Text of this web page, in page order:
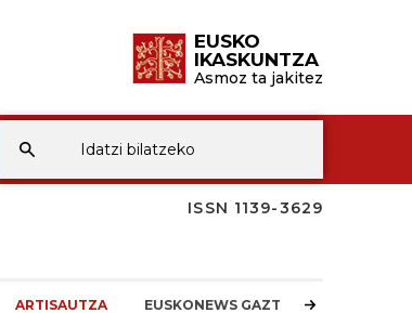
EUSKO
IKASKUNTZA
Asmoz ta jakitez
ISSN 1139-3629
ARTISAUTZA EUSKONEWS GAZTEA